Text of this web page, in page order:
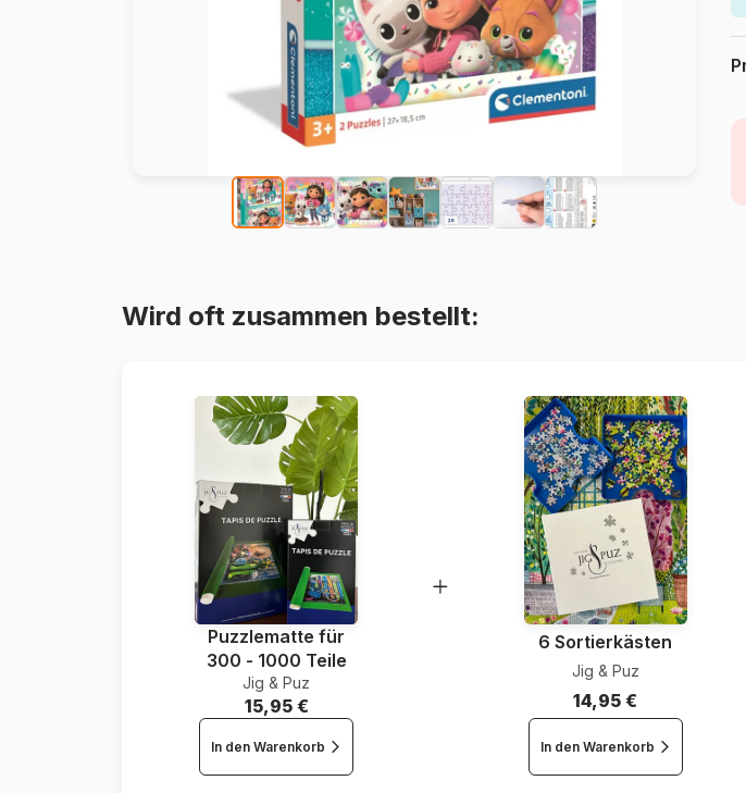
Wird oft zusammen bestellt:
Puzzlematte für
300 - 1000 Teile
Jig & Puz
15,95 €
In den Warenkorb
6 Sortierkästen
Jig & Puz
14,95 €
In den Warenkorb